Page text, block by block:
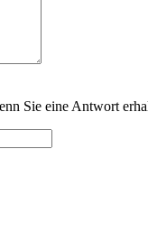
Sie eine Antwort